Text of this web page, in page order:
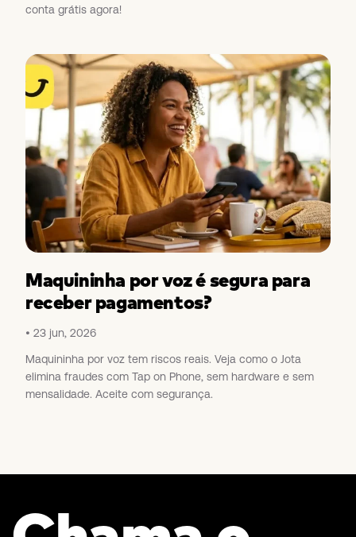
conta grátis agora!
Maquininha por voz é segura para
receber pagamentos?
23 jun, 2026
Maquininha por voz tem riscos reais. Veja como o Jota
elimina fraudes com Tap on Phone, sem hardware e sem
mensalidade. Aceite com segurança.